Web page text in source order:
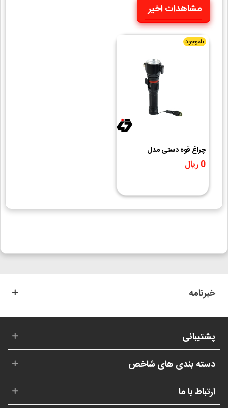
مشاهدات اخیر
ناموجود
چراغ قوه دستی مدل
ESCAPE RESCUE P50
0 ریال
خبرنامه
پشتیبانی
دسته بندی های شاخص
ارتباط با ما